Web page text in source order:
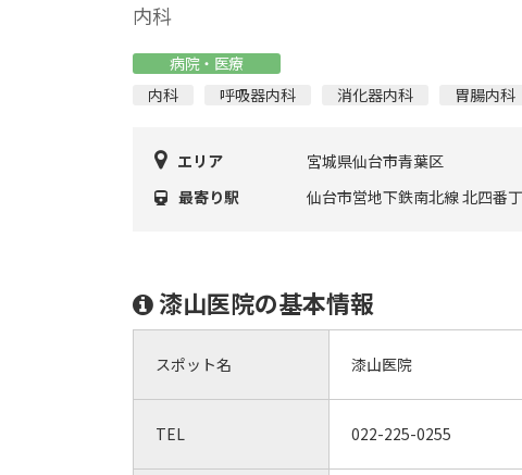
内科
病院・医療
内科
呼吸器内科 消化器内科 胃腸内科
エリア
宮城県仙台市青葉区
最寄り駅
仙台市営地下鉄南北線 北四番
漆山医院の基本情報
スポット名 漆山医院
TEL 022-225-0255